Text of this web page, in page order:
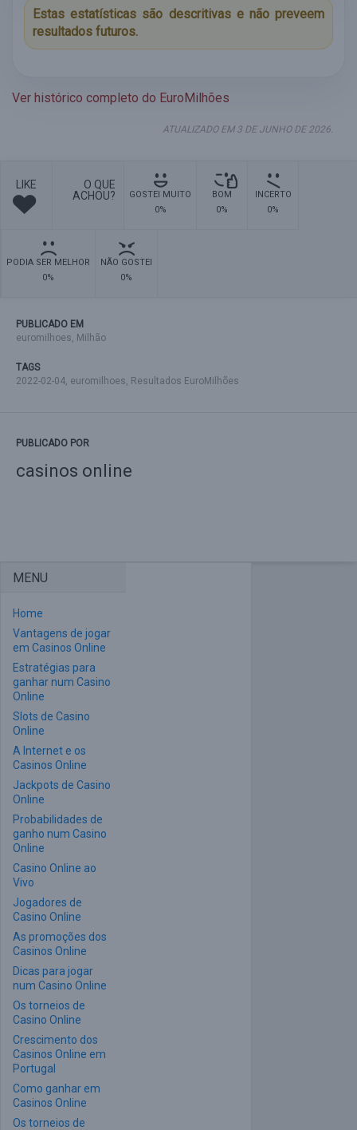
Estas estatísticas são descritivas e não preveem
resultados futuros.
Ver histórico completo do EuroMilhões
ATUALIZADO EM 3 DE JUNHO DE 2026.
LIKE
O QUE
ACHOU?
GOSTEI MUITO
0%
BOM
0%
INCERTO
0%
PODIA SER MELHOR
0%
NÃO GOSTEI
0%
PUBLICADO EM
euromilhoes, Milhão
TAGS
2022-02-04, euromilhoes, Resultados EuroMilhões
PUBLICADO POR
casinos online
MENU
Home
Vantagens de jogar
em Casinos Online
Estratégias para
ganhar num Casino
Online
Slots de Casino
Online
A Internet e os
Casinos Online
Jackpots de Casino
Online
Probabilidades de
ganho num Casino
Online
Casino Online ao
Vivo
Jogadores de
Casino Online
As promoções dos
Casinos Online
Dicas para jogar
num Casino Online
Os torneios de
Casino Online
Crescimento dos
Casinos Online em
Portugal
Como ganhar em
Casinos Online
Os torneios de